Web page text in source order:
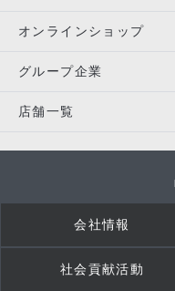
オンラインショップ
グループ企業
店舗一覧
会社情報
社会貢献活動